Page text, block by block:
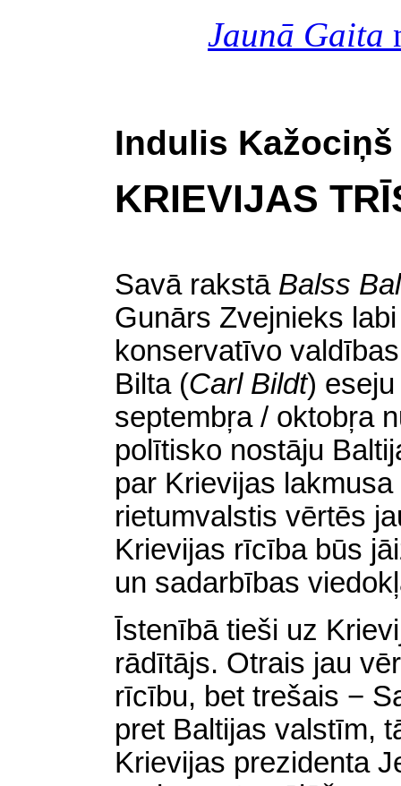
Jaunā Gaita
Indulis Kažociņš
KRIEVIJAS
Savā rakstā Balss
Gunārs Zvejnieks
konservatīvo
Bilta (Carl Bildt)
septembŗa / oktobŗa
polītisko nostāju
par Krievijas
rietumvalstis vērtēs
Krievijas rīcība būs
un sadarbības
Īstenībā tieši uz
rādītājs. Otrais jau
rīcību, bet trešais −
pret Baltijas valstīm,
Krievijas prezidenta